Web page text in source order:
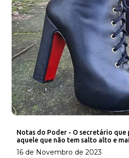
Notas do Poder - O secretário que
aquele que não tem salto alto e
16 de Novembro de 2023